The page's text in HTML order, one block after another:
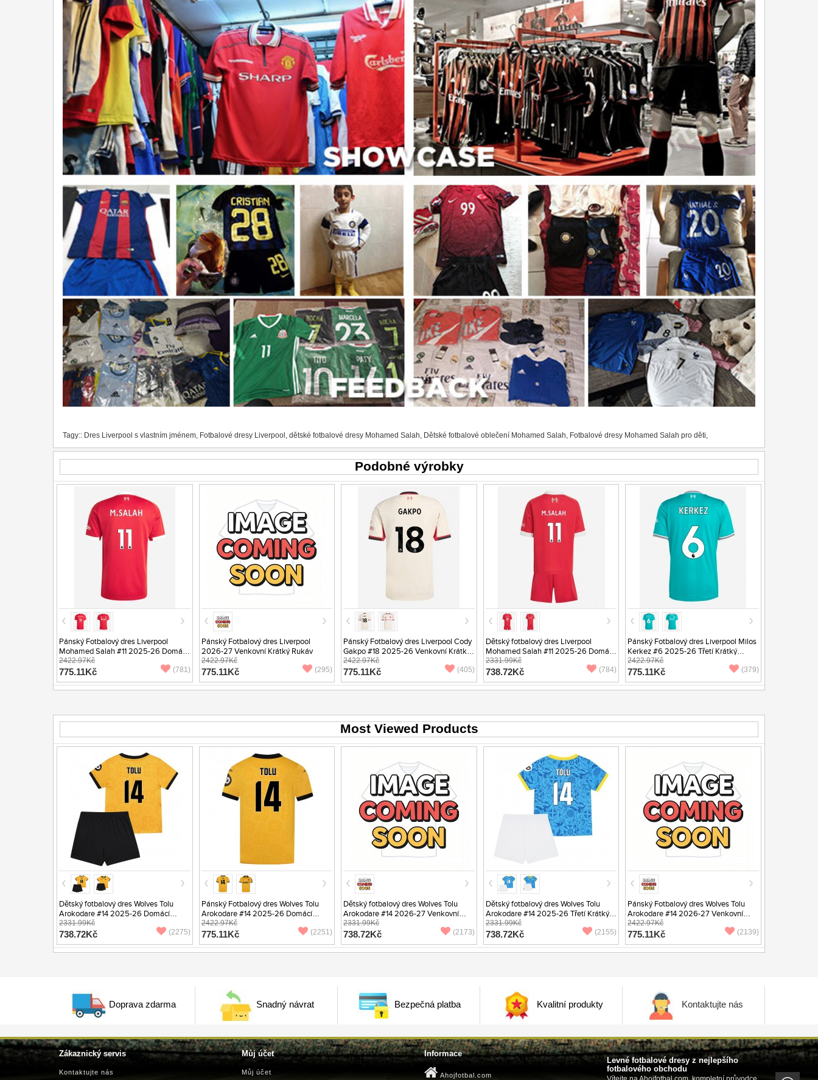
Tagy:: Dres Liverpool s vlastním jménem, Fotbalové dresy Liverpool , dětské fotbalové dresy Mohamed Salah, Dětské fotbalové oblečení Mohamed Salah, Fotbalové dresy Mohamed Salah pro děti,
Podobné výrobky
Pánský Fotbalový dres Liverpool
Mohamed Salah #11 2025-26 Domácí
Krátký Rukáv
2422.97Kč
775.11Kč (781)
Pánský Fotbalový dres Liverpool
2026-27 Venkovní Krátký Rukáv
2422.97Kč
775.11Kč (295)
Pánský Fotbalový dres Liverpool Cody
Gakpo #18 2025-26 Venkovní Krátký
Rukáv
2422.97Kč
775.11Kč (405)
Dětský fotbalový dres Liverpool
Mohamed Salah #11 2025-26 Domácí
Krátký Rukáv (+ trenýrky)
2331.99Kč
738.72Kč (784)
Pánský Fotbalový dres Liverpool Milos
Kerkez #6 2025-26 Třetí Krátký
Rukáv
2422.97Kč
775.11Kč (379)
Most Viewed Products
Dětský fotbalový dres Wolves Tolu
Arokodare #14 2025-26 Domácí
Krátký Rukáv (+ trenýrky)
2331.99Kč
738.72Kč (2275)
Pánský Fotbalový dres Wolves Tolu
Arokodare #14 2025-26 Domácí
Krátký Rukáv
2422.97Kč
775.11Kč (2251)
Dětský fotbalový dres Wolves Tolu
Arokodare #14 2026-27 Venkovní
Krátký Rukáv (+ trenýrky)
2331.99Kč
738.72Kč (2173)
Dětský fotbalový dres Wolves Tolu
Arokodare #14 2025-26 Třetí Krátký
Rukáv (+ trenýrky)
2331.99Kč
738.72Kč (2155)
Pánský Fotbalový dres Wolves Tolu
Arokodare #14 2026-27 Venkovní
Krátký Rukáv
2422.97Kč
775.11Kč (2139)
Doprava zdarma Snadný návrat Bezpečná platba Kvalitní produkty Kontaktujte nás
Zákaznický servis
Kontaktujte nás
Můj účet
Můj účet
Informace
Ahojfotbal.com
Levné fotbalové dresy z nejlepšího
fotbalového obchodu